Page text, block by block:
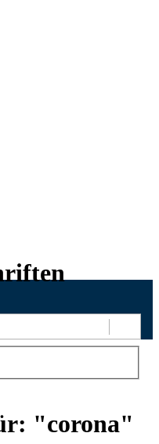
Suchen
"corona"